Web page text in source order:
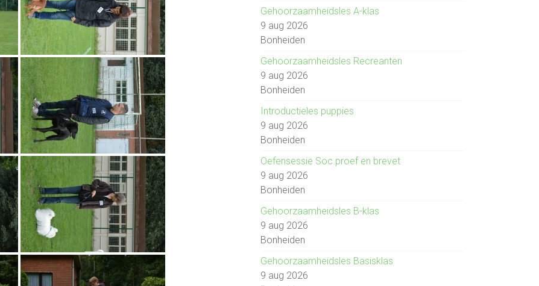
Gehoorzaamheidsles A-klas
9 aug 2026
Bonheiden
Gehoorzaamheidsles Recreanten
9 aug 2026
Bonheiden
Introductieles puppies
9 aug 2026
Bonheiden
Oefensessie Soc.proef en brevet
9 aug 2026
Bonheiden
Gehoorzaamheidsles B-klas
9 aug 2026
Bonheiden
Gehoorzaamheidsles Basisklas
9 aug 2026